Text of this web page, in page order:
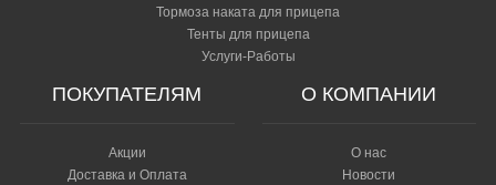
Тормоза наката для прицепа
Тенты для прицепа
Услуги-Работы
ПОКУПАТЕЛЯМ
Акции
Доставка и Оплата
О КОМПАНИИ
О нас
Новости